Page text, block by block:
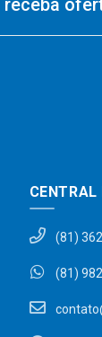
receba
CENTRAL
(81)
(81)